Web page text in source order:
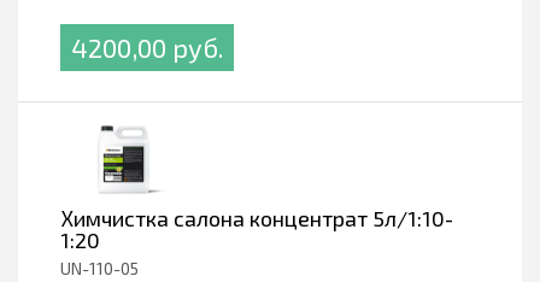
4200,00 pуб.
Химчистка салона концентрат 5л/1:10-
1:20
UN-110-05